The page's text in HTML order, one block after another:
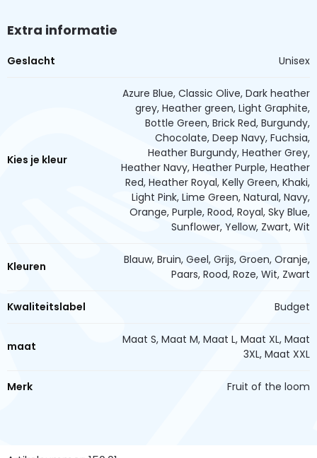
Extra informatie
Geslacht Unisex
Kies je kleur
Azure Blue, Classic Olive, Dark heather
grey, Heather green, Light Graphite,
Bottle Green, Brick Red, Burgundy,
Chocolate, Deep Navy, Fuchsia,
Heather Burgundy, Heather Grey,
Heather Navy, Heather Purple, Heather
Red, Heather Royal, Kelly Green, Khaki,
Light Pink, Lime Green, Natural, Navy,
Orange, Purple, Rood, Royal, Sky Blue,
Sunflower, Yellow, Zwart, Wit
Kleuren
Blauw, Bruin, Geel, Grijs, Groen, Oranje,
Paars, Rood, Roze, Wit, Zwart
Kwaliteitslabel Budget
maat
Maat S, Maat M, Maat L, Maat XL, Maat
3XL, Maat XXL
Merk Fruit of the loom